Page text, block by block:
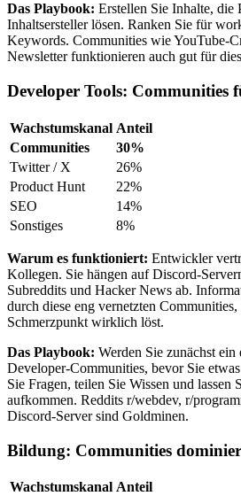
Das Playbook: Erstellen Sie Inhalte, die
Inhaltsersteller lösen. Ranken Sie für
Keywords. Communities wie YouTube-
Newsletter funktionieren auch gut für
Developer Tools: Communities
Wachstumskanal Anteil
Communities
30%
Twitter / X
26%
Product Hunt
22%
SEO
14%
Sonstiges
8%
Warum es funktioniert: Entwickler
Kollegen. Sie hängen auf Discord-
Subreddits und Hacker News ab.
durch diese eng vernetzten
Schmerzpunkt wirklich löst.
Das Playbook: Werden Sie zunächst
Developer-Communities, bevor Sie
Sie Fragen, teilen Sie Wissen und lassen
aufkommen. Reddits r/webdev, r/
Discord-Server sind Goldminen.
Bildung: Communities
Wachstumskanal Anteil